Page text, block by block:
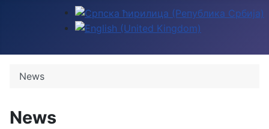
Select your language
News
News